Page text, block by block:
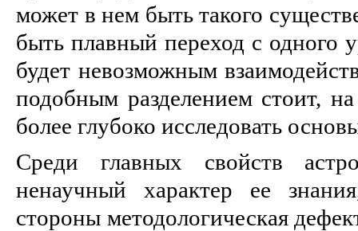
может в нем быть такого
быть плавный пеpеход с одного
будет невозможным
подобным pазделением стоит,
более глубоко исследовать
Среди главных свойств
ненаучный характер ее
стороны методологическая